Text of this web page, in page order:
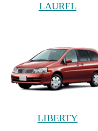
LAUREL
LIBERTY